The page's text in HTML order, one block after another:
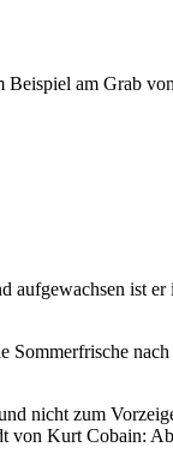
am Grab
ist
nicht zum
von Kurt Cobain: